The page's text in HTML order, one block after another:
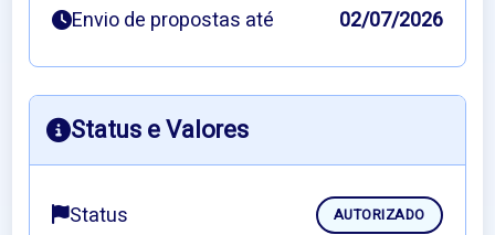
Envio de propostas até
02/07/2026
Status e Valores
Status AUTORIZADO